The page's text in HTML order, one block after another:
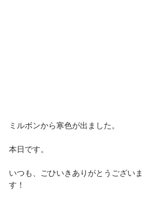
ミルボンから寒色が出ました。
本日です。
いつも、ごひいきありがとうございま
す！